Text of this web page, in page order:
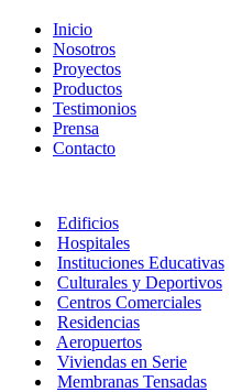
Inicio
Nosotros
Proyectos
Productos
Testimonios
Prensa
Contacto
Edificios
Hospitales
Instituciones Educativas
Culturales y Deportivos
Centros Comerciales
Residencias
Aeropuertos
Viviendas en Serie
Membranas Tensadas